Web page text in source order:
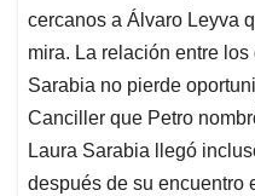
cercanos a Álvaro Leyva
mira. La relación entre
Sarabia no pierde
Canciller que Petro
Laura Sarabia llegó
después de su encuentro